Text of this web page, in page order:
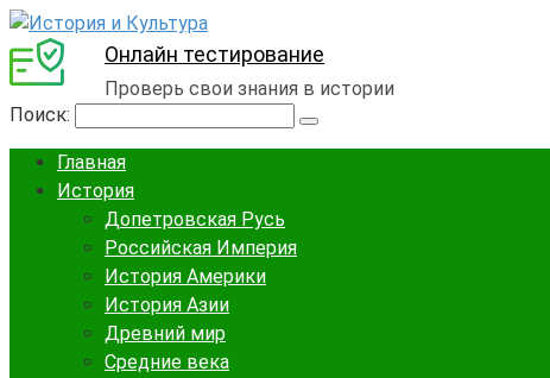
Онлайн тестирование
Проверь свои знания в истории
Поиск:
Главная
История
Допетровская Русь
Российская Империя
История Америки
История Азии
Древний мир
Средние века